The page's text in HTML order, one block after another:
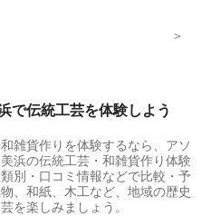
で伝統工芸を体験しよう
雑貨作りを体験するなら、アソ
浜の伝統工芸・和雑貨作り体験
別・口コミ情報などで比較・予
、和紙、木工など、地域の歴史
を楽しみましょう。